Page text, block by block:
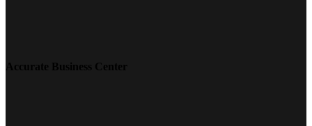
Accurate Business Center